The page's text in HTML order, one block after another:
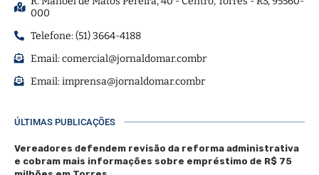
000
Telefone: (51) 3664-4188
Email:comercial@jornaldomar.combr
Email:imprensa@jornaldomar.combr
ÚLTIMAS PUBLICAÇÕES
Vereadores defendem revisão da reforma administrativa
e cobram mais informações sobre empréstimo de R$ 75